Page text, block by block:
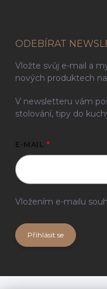
ODEBÍRAT
Vložte svůj e-mail a
nových produktech
V newsletteru vám
stolování, tipy do
E-MAIL
Vložením e-mailu
Přihlásit se